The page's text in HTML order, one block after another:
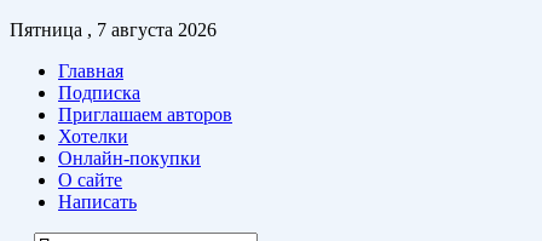
Пятница , 7 августа 2026
Главная
Подписка
Приглашаем авторов
Хотелки
Онлайн-покупки
О сайте
Написать